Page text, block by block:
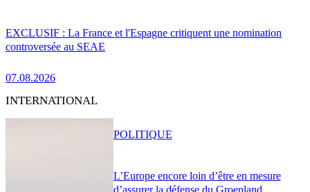
EXCLUSIF : La France et l'Espagne critiquent une nomination
controversée au SEAE
07.08.2026
INTERNATIONAL
L’Europe encore loin d’être en mesure
POLITIQUE